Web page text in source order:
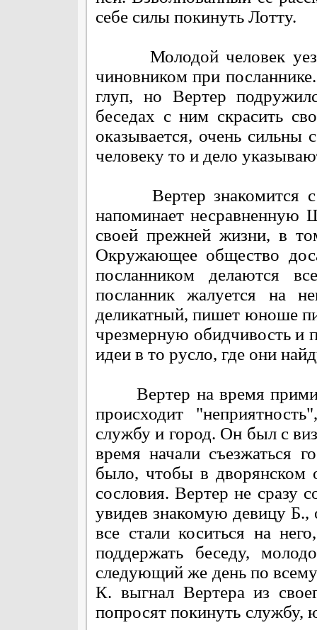
себе силы покинуть Лотту.
Молодой человек
чиновником при
глуп, но Вертер
беседах с ним скрасить
оказывается, очень сильны
человеку то и дело
Вертер знакомится с
напоминает несравненную
своей прежней жизни, в
Окружающее общество
посланником делаются
посланник жалуется на
деликатный, пишет юноше
чрезмерную обидчивость и
идеи в то русло, где они
Вертер на время
происходит
службу и город. Он был с
время начали съезжаться
было, чтобы в дворянском
сословия. Вертер не сразу
увидев знакомую девицу Б.,
все стали коситься на
поддержать беседу,
следующий же день по
К. выгнал Вертера из
попросят покинуть службу,